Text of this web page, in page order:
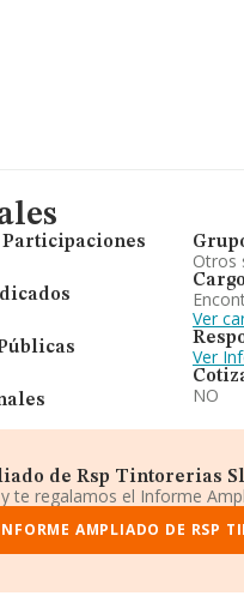
Otros
Ver
Ver
NO
de Rsp Tintorerias
te regalamos el Informe
AMPLIADO DE RSP